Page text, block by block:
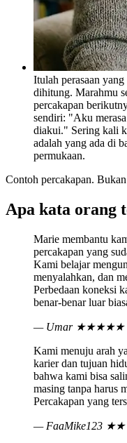
Itulah perasaan
dihitung. Marahmu
percakapan
sendiri: "Aku
diakui." Sering kali
adalah yang ada di
permukaan.
Contoh percakapan.
Apa kata orang
Marie membantu
percakapan yang
Kami belajar
menyalahkan, dan
Perbedaan koneksi
benar-benar luar
— Umar ★★★★★
Kami menuju arah
karier dan tujuan
bahwa kami bisa
masing tanpa harus
Percakapan yang
— FaaMike123